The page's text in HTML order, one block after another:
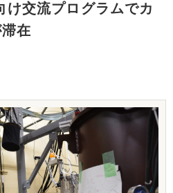
交流プログラムでカ
在